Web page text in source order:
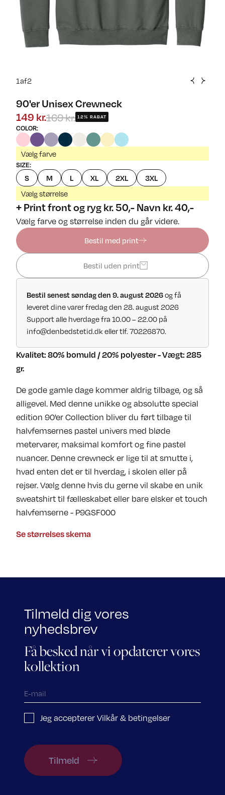
1af2
90'er Unisex Crewneck
149 kr.169 kr. 12% RABAT
COLOR:
Vælg farve
SIZE:
S M L XL 2XL 3XL
Vælg størrelse
+ Print front og ryg kr. 50,- Navn kr. 40,-
Vælg farve og størrelse inden du går videre.
Bestil med print
Bestil uden print
Bestil senest søndag den 9. august 2026og få
leveret dine varer fredag den 28. august 2026
Support alle hverdage fra 10.00 – 22.00 på
info@denbedstetid.dk eller tlf. 70226870.
Kvalitet: 80% bomuld / 20% polyester - Vægt: 285
gr.
De gode gamle dage kommer aldrig tilbage, og så
alligevel. Med denne unikke og absolutte special
edition 90'er Collection bliver du ført tilbage til
halvfemsernes pastel univers med bløde
metervarer, maksimal komfort og fine pastel
nuancer. Denne crewneck er lige til at smutte i,
hvad enten det er til hverdag, i skolen eller på
rejser. Vælg denne hvis du gerne vil skabe en unik
sweatshirt til fælleskabet eller bare elsker et touch
halvfemserne - P9GSF000
Se størrelses skema
Tilmeld dig vores
nyhedsbrev
Få besked når vi opdaterer vores
kollektion
Jeg accepterer Vilkår & betingelser
Tilmeld